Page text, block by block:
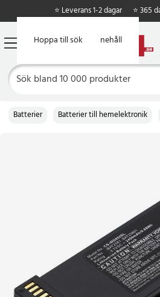
Hoppa till huvudinnehåll
Hoppa till sök
⭐ Leverans 1-2 dagar ⭐ 365
Batterier Batterier till hemelektronik